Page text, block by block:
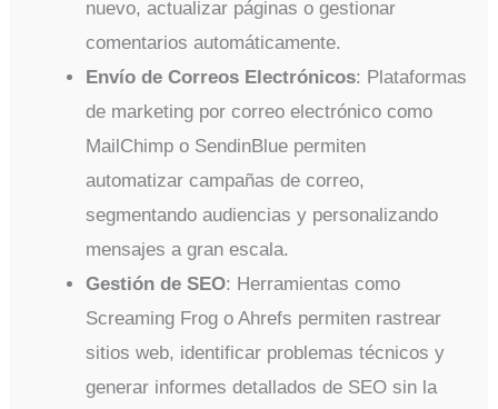
nuevo, actualizar páginas o gestionar
comentarios automáticamente.
Envío de Correos Electrónicos: Plataformas
de marketing por correo electrónico como
MailChimp o SendinBlue permiten
automatizar campañas de correo,
segmentando audiencias y personalizando
mensajes a gran escala.
Gestión de SEO: Herramientas como
Screaming Frog o Ahrefs permiten rastrear
sitios web, identificar problemas técnicos y
generar informes detallados de SEO sin la